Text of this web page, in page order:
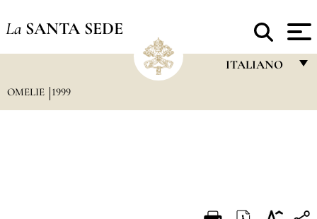
La SANTA SEDE
ITALIANO
OMELIE 1999